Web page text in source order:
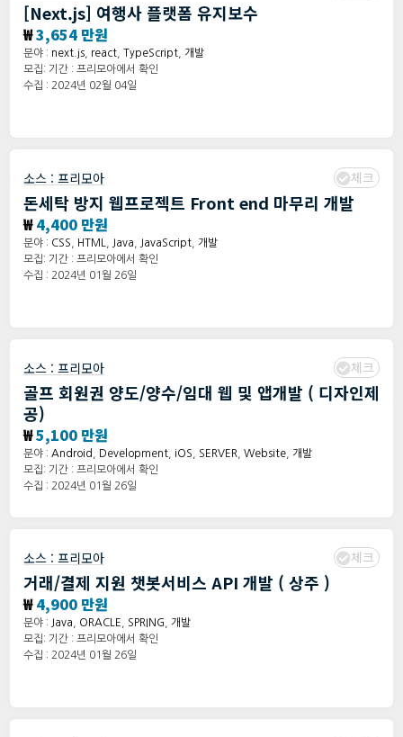
[Next.js] 여행사 플랫폼 유지보수
₩3,654 만원
분야 : next.js react TypeScript
개발
모집: 기간 : 프리모아에서 확인
수집 : 2024년 02월 04일
소스 : 프리모아 체크
돈세탁 방지 웹프로젝트 Front end 마무리 개발
₩4,400 만원
분야 : CSS HTML Java JavaScript
개발
모집: 기간 : 프리모아에서 확인
수집 : 2024년 01월 26일
소스 : 프리모아 체크
골프 회원권 양도/양수/임대 웹 및 앱개발 ( 디자인제
공)
₩5,100 만원
분야 : Android Development iOS SERVER Website
개발
모집: 기간 : 프리모아에서 확인
수집 : 2024년 01월 26일
소스 : 프리모아 체크
거래/결제 지원 챗봇서비스 API 개발 ( 상주 )
₩4,900 만원
분야 : Java ORACLE SPRING
개발
모집: 기간 : 프리모아에서 확인
수집 : 2024년 01월 26일